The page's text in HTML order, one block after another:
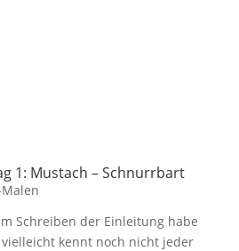
1: Mustach – Schnurrbart
Schreiben der Einleitung habe
kennt noch nicht jeder